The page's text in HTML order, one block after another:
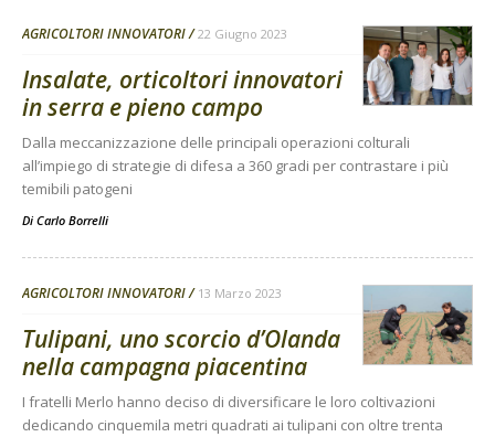
AGRICOLTORI INNOVATORI 22 Giugno 2023
Insalate, orticoltori innovatori
in serra e pieno campo
Dalla meccanizzazione delle principali operazioni colturali
all’impiego di strategie di difesa a 360 gradi per contrastare i più
temibili patogeni
Di Carlo Borrelli
AGRICOLTORI INNOVATORI 13 Marzo 2023
Tulipani, uno scorcio d’Olanda
nella campagna piacentina
I fratelli Merlo hanno deciso di diversificare le loro coltivazioni
dedicando cinquemila metri quadrati ai tulipani con oltre trenta